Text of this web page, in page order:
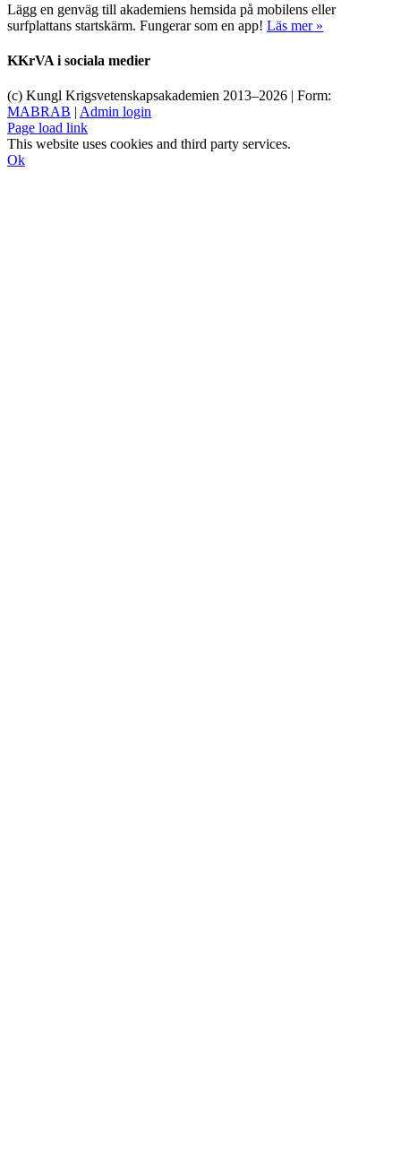
Lägg en genväg till akademiens hemsida på mobilens eller
surfplattans startskärm. Fungerar som en app! Läs mer »
KKrVA i sociala medier
(c) Kungl Krigsvetenskapsakademien 2013–2026 | Form:
MABRAB | Admin login
Page load link
This website uses cookies and third party services.
Ok